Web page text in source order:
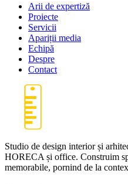
Arii de expertiză
Proiecte
Servicii
Apariții media
Echipă
Despre
Contact
Studio de design interior și
HORECA și office. Construim
memorabile, pornind de la